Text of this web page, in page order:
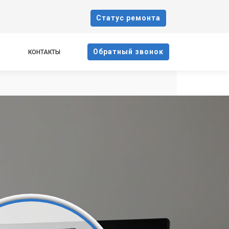
Cтатус ремонта
КОНТАКТЫ Oбратный звонок